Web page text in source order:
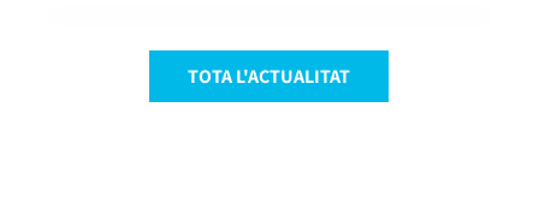
TOTA L'ACTUALITAT